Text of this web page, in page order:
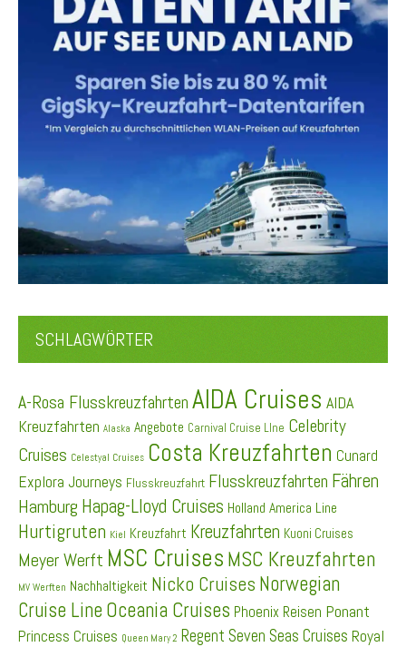
SCHLAGWÖRTER
A-Rosa Flusskreuzfahrten AIDA Cruises AIDA
Kreuzfahrten Alaska Angebote Carnival Cruise LIne Celebrity
Cruises Celestyal Cruises Costa Kreuzfahrten Cunard
Explora Journeys Flusskreuzfahrt Flusskreuzfahrten Fähren
Hamburg Hapag-Lloyd Cruises Holland America Line
Hurtigruten Kiel Kreuzfahrt Kreuzfahrten Kuoni Cruises
Meyer Werft MSC Cruises MSC Kreuzfahrten
MV Werften Nachhaltigkeit Nicko Cruises Norwegian
Cruise Line Oceania Cruises Phoenix Reisen Ponant
Princess Cruises Queen Mary 2 Regent Seven Seas Cruises Royal